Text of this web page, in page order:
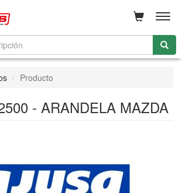
Producto
- ARANDELA MAZDA